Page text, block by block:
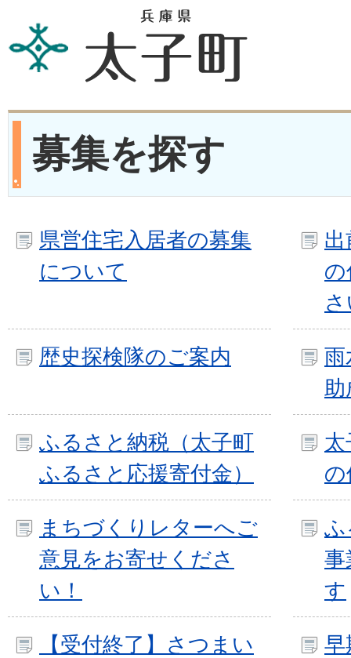
募集を探す
県営住宅入居者の募集
について
歴史探検隊のご案内
雨
助
ふるさと納税（太子町
ふるさと応援寄付金）
まちづくりレターへご
意見をお寄せくださ
い！
ふ
事
す
【受付終了】さつまい
早